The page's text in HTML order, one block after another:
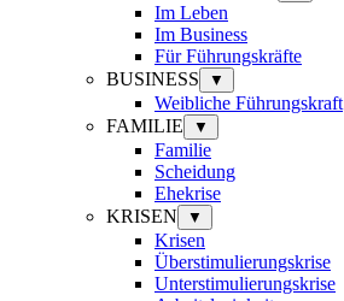
Im Leben
Im Business
Für Führungskräfte
BUSINESS
▼
Weibliche Führungskraft
FAMILIE
▼
Familie
Scheidung
Ehekrise
KRISEN
▼
Krisen
Überstimulierungskrise
Unterstimulierungskrise